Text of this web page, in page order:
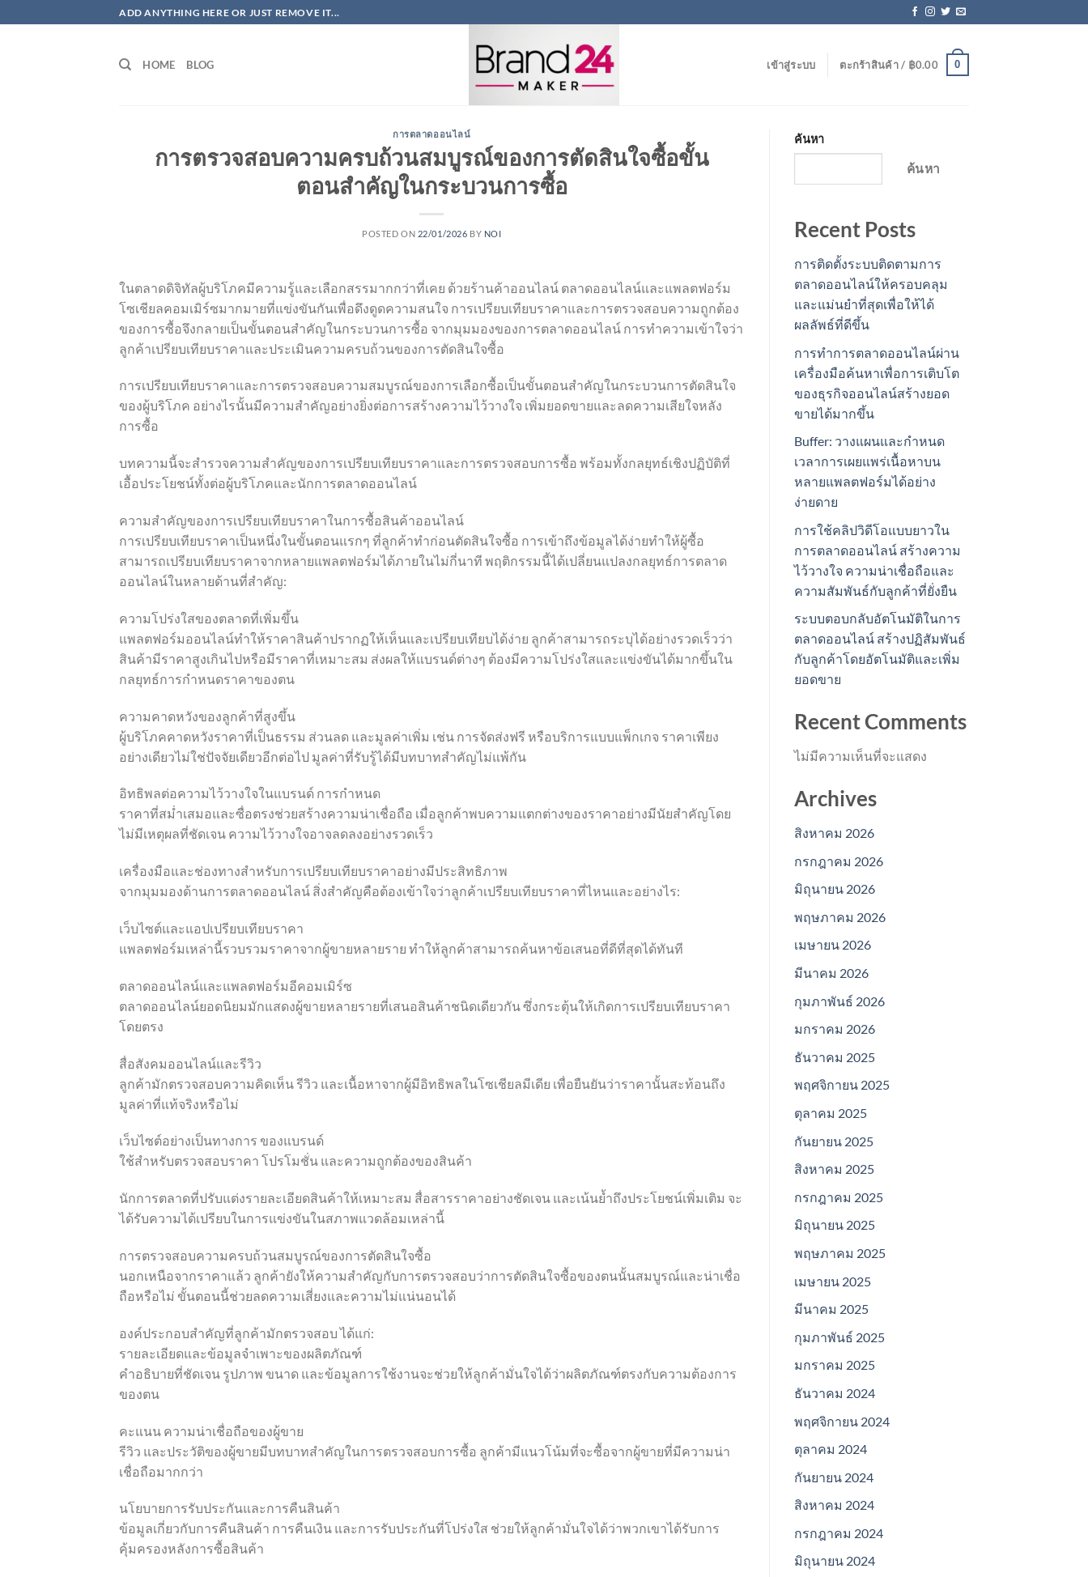
ไป
ADD ANYTHING HERE OR JUST REMOVE IT...
HOME BLOG เข้าสู่ระบบ ตะกร้าสินค้า / ฿0.00 0
การตลาดออนไลน์
การตรวจสอบความครบถ้วนสมบูรณ์ของการตัดสินใจซื้อขั้น
ตอนสำคัญในกระบวนการซื้อ
POSTED ON 22/01/2026 BY NOI
ในตลาดดิจิทัลผู้บริโภคมีความรู้และเลือกสรรมากกว่าที่เคย ด้วยร้านค้าออนไลน์ ตลาดออนไลน์และแพลตฟอร์ม
โซเชียลคอมเมิร์ซมากมายที่แข่งขันกันเพื่อดึงดูดความสนใจ การเปรียบเทียบราคาและการตรวจสอบความถูกต้อง
ของการซื้อจึงกลายเป็นขั้นตอนสำคัญในกระบวนการซื้อ จากมุมมองของการตลาดออนไลน์ การทำความเข้าใจว่า
ลูกค้าเปรียบเทียบราคาและประเมินความครบถ้วนของการตัดสินใจซื้อ
การเปรียบเทียบราคาและการตรวจสอบความสมบูรณ์ของการเลือกซื้อเป็นขั้นตอนสำคัญในกระบวนการตัดสินใจ
ของผู้บริโภค อย่างไรนั้นมีความสำคัญอย่างยิ่งต่อการสร้างความไว้วางใจ เพิ่มยอดขายและลดความเสียใจหลัง
การซื้อ
บทความนี้จะสำรวจความสำคัญของการเปรียบเทียบราคาและการตรวจสอบการซื้อ พร้อมทั้งกลยุทธ์เชิงปฏิบัติที่
เอื้อประโยชน์ทั้งต่อผู้บริโภคและนักการตลาดออนไลน์
ความสำคัญของการเปรียบเทียบราคาในการซื้อสินค้าออนไลน์
การเปรียบเทียบราคาเป็นหนึ่งในขั้นตอนแรกๆ ที่ลูกค้าทำก่อนตัดสินใจซื้อ การเข้าถึงข้อมูลได้ง่ายทำให้ผู้ซื้อ
สามารถเปรียบเทียบราคาจากหลายแพลตฟอร์มได้ภายในไม่กี่นาที พฤติกรรมนี้ได้เปลี่ยนแปลงกลยุทธ์การตลาด
ออนไลน์ในหลายด้านที่สำคัญ:
ความโปร่งใสของตลาดที่เพิ่มขึ้น
แพลตฟอร์มออนไลน์ทำให้ราคาสินค้าปรากฏให้เห็นและเปรียบเทียบได้ง่าย ลูกค้าสามารถระบุได้อย่างรวดเร็วว่า
สินค้ามีราคาสูงเกินไปหรือมีราคาที่เหมาะสม ส่งผลให้แบรนด์ต่างๆ ต้องมีความโปร่งใสและแข่งขันได้มากขึ้นใน
กลยุทธ์การกำหนดราคาของตน
ความคาดหวังของลูกค้าที่สูงขึ้น
ผู้บริโภคคาดหวังราคาที่เป็นธรรม ส่วนลด และมูลค่าเพิ่ม เช่น การจัดส่งฟรี หรือบริการแบบแพ็กเกจ ราคาเพียง
อย่างเดียวไม่ใช่ปัจจัยเดียวอีกต่อไป มูลค่าที่รับรู้ได้มีบทบาทสำคัญไม่แพ้กัน
อิทธิพลต่อความไว้วางใจในแบรนด์ การกำหนด
ราคาที่สม่ำเสมอและซื่อตรงช่วยสร้างความน่าเชื่อถือ เมื่อลูกค้าพบความแตกต่างของราคาอย่างมีนัยสำคัญโดย
ไม่มีเหตุผลที่ชัดเจน ความไว้วางใจอาจลดลงอย่างรวดเร็ว
เครื่องมือและช่องทางสำหรับการเปรียบเทียบราคาอย่างมีประสิทธิภาพ
จากมุมมองด้านการตลาดออนไลน์ สิ่งสำคัญคือต้องเข้าใจว่าลูกค้าเปรียบเทียบราคาที่ไหนและอย่างไร:
เว็บไซต์และแอปเปรียบเทียบราคา
แพลตฟอร์มเหล่านี้รวบรวมราคาจากผู้ขายหลายราย ทำให้ลูกค้าสามารถค้นหาข้อเสนอที่ดีที่สุดได้ทันที
ตลาดออนไลน์และแพลตฟอร์มอีคอมเมิร์ซ
ตลาดออนไลน์ยอดนิยมมักแสดงผู้ขายหลายรายที่เสนอสินค้าชนิดเดียวกัน ซึ่งกระตุ้นให้เกิดการเปรียบเทียบราคา
โดยตรง
สื่อสังคมออนไลน์และรีวิว
ลูกค้ามักตรวจสอบความคิดเห็น รีวิว และเนื้อหาจากผู้มีอิทธิพลในโซเชียลมีเดีย เพื่อยืนยันว่าราคานั้นสะท้อนถึง
มูลค่าที่แท้จริงหรือไม่
เว็บไซต์อย่างเป็นทางการ ของแบรนด์
ใช้สำหรับตรวจสอบราคา โปรโมชั่น และความถูกต้องของสินค้า
นักการตลาดที่ปรับแต่งรายละเอียดสินค้าให้เหมาะสม สื่อสารราคาอย่างชัดเจน และเน้นย้ำถึงประโยชน์เพิ่มเติม จะ
ได้รับความได้เปรียบในการแข่งขันในสภาพแวดล้อมเหล่านี้
การตรวจสอบความครบถ้วนสมบูรณ์ของการตัดสินใจซื้อ
นอกเหนือจากราคาแล้ว ลูกค้ายังให้ความสำคัญกับการตรวจสอบว่าการตัดสินใจซื้อของตนนั้นสมบูรณ์และน่าเชื่อ
ถือหรือไม่ ขั้นตอนนี้ช่วยลดความเสี่ยงและความไม่แน่นอนได้
องค์ประกอบสำคัญที่ลูกค้ามักตรวจสอบ ได้แก่:
รายละเอียดและข้อมูลจำเพาะของผลิตภัณฑ์
คำอธิบายที่ชัดเจน รูปภาพ ขนาด และข้อมูลการใช้งานจะช่วยให้ลูกค้ามั่นใจได้ว่าผลิตภัณฑ์ตรงกับความต้องการ
ของตน
คะแนน ความน่าเชื่อถือของผู้ขาย
รีวิว และประวัติของผู้ขายมีบทบาทสำคัญในการตรวจสอบการซื้อ ลูกค้ามีแนวโน้มที่จะซื้อจากผู้ขายที่มีความน่า
เชื่อถือมากกว่า
นโยบายการรับประกันและการคืนสินค้า
ข้อมูลเกี่ยวกับการคืนสินค้า การคืนเงิน และการรับประกันที่โปร่งใส ช่วยให้ลูกค้ามั่นใจได้ว่าพวกเขาได้รับการ
คุ้มครองหลังการซื้อสินค้า
ค้นหา
ค้นหา
Recent Posts
การติดตั้งระบบติดตามการ
ตลาดออนไลน์ให้ครอบคลุม
และแม่นยำที่สุดเพื่อให้ได้
ผลลัพธ์ที่ดีขึ้น
การทำการตลาดออนไลน์ผ่าน
เครื่องมือค้นหาเพื่อการเติบโต
ของธุรกิจออนไลน์สร้างยอด
ขายได้มากขึ้น
Buffer: วางแผนและกำหนด
เวลาการเผยแพร่เนื้อหาบน
หลายแพลตฟอร์มได้อย่าง
ง่ายดาย
การใช้คลิปวิดีโอแบบยาวใน
การตลาดออนไลน์ สร้างความ
ไว้วางใจ ความน่าเชื่อถือและ
ความสัมพันธ์กับลูกค้าที่ยั่งยืน
ระบบตอบกลับอัตโนมัติในการ
ตลาดออนไลน์ สร้างปฏิสัมพันธ์
กับลูกค้าโดยอัตโนมัติและเพิ่ม
ยอดขาย
Recent Comments
ไม่มีความเห็นที่จะแสดง
Archives
สิงหาคม 2026
กรกฎาคม 2026
มิถุนายน 2026
พฤษภาคม 2026
เมษายน 2026
มีนาคม 2026
กุมภาพันธ์ 2026
มกราคม 2026
ธันวาคม 2025
พฤศจิกายน 2025
ตุลาคม 2025
กันยายน 2025
สิงหาคม 2025
กรกฎาคม 2025
มิถุนายน 2025
พฤษภาคม 2025
เมษายน 2025
มีนาคม 2025
กุมภาพันธ์ 2025
มกราคม 2025
ธันวาคม 2024
พฤศจิกายน 2024
ตุลาคม 2024
กันยายน 2024
สิงหาคม 2024
กรกฎาคม 2024
มิถุนายน 2024